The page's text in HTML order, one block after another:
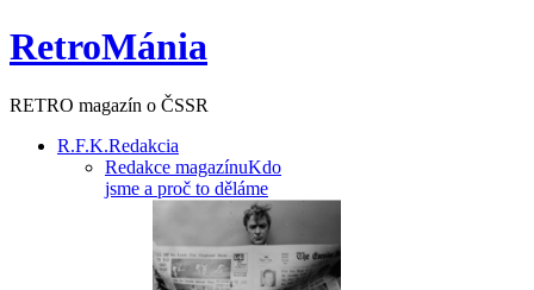
RetroMánia
RETRO magazín o ČSSR
R.F.K.Redakcia
Redakce magazínuKdo
jsme a proč to děláme